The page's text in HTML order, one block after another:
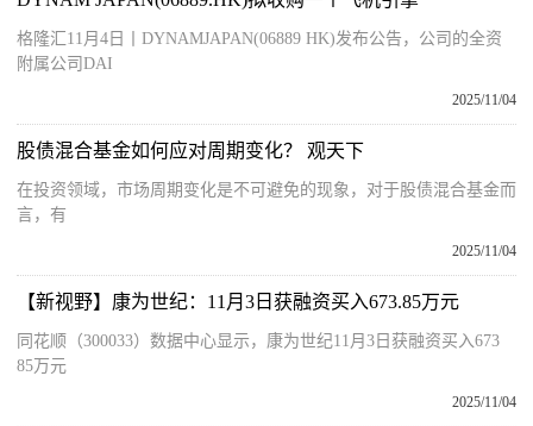
格隆汇11月4日丨DYNAMJAPAN(06889 HK)发布公告，公司的全资
附属公司DAI
2025/11/04
股债混合基金如何应对周期变化？ 观天下
在投资领域，市场周期变化是不可避免的现象，对于股债混合基金而
言，有
2025/11/04
【新视野】康为世纪：11月3日获融资买入673.85万元
同花顺（300033）数据中心显示，康为世纪11月3日获融资买入673
85万元
2025/11/04